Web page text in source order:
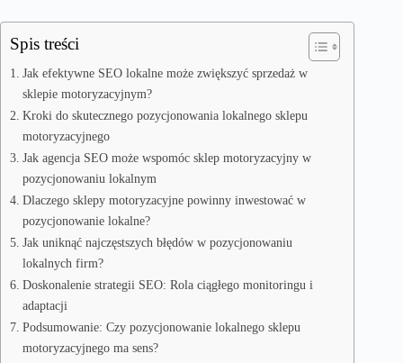
Spis treści
Jak efektywne SEO lokalne może zwiększyć sprzedaż w
sklepie motoryzacyjnym?
Kroki do skutecznego pozycjonowania lokalnego sklepu
motoryzacyjnego
Jak agencja SEO może wspomóc sklep motoryzacyjny w
pozycjonowaniu lokalnym
Dlaczego sklepy motoryzacyjne powinny inwestować w
pozycjonowanie lokalne?
Jak uniknąć najczęstszych błędów w pozycjonowaniu
lokalnych firm?
Doskonalenie strategii SEO: Rola ciągłego monitoringu i
adaptacji
Podsumowanie: Czy pozycjonowanie lokalnego sklepu
motoryzacyjnego ma sens?